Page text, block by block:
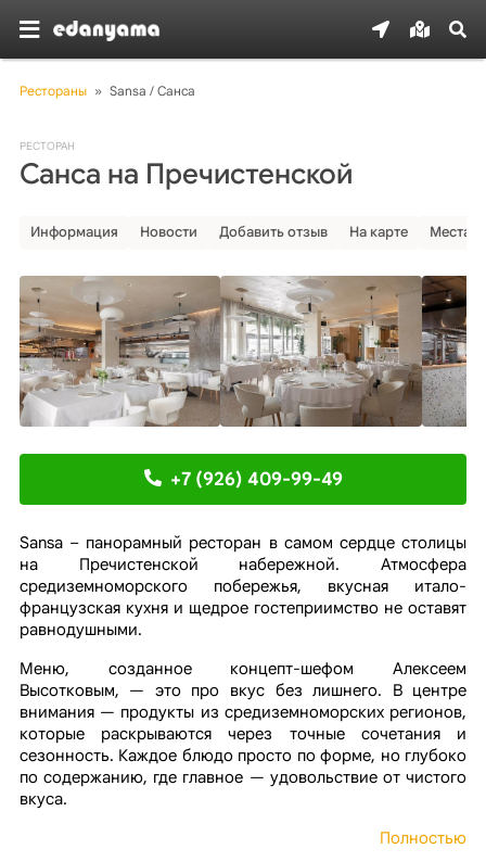
Рестораны » Sansa / Санса
РЕСТОРАН
Санса на Пречистенской
Информация Новости Добавить отзыв На карте Места
+7 (926) 409-99-49
Sansa – панорамный ресторан в самом сердце столицы
на Пречистенской набережной. Атмосфера
средиземноморского побережья, вкусная итало-
французская кухня и щедрое гостеприимство не оставят
равнодушными.
Меню, созданное концепт-шефом Алексеем
Высотковым, — это про вкус без лишнего. В центре
внимания — продукты из средиземноморских регионов,
которые раскрываются через точные сочетания и
сезонность. Каждое блюдо просто по форме, но глубоко
по содержанию, где главное — удовольствие от чистого
вкуса.
Полностью